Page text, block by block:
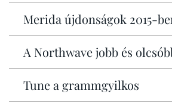
Merida újdonságok 2015-
A Northwave jobb és
Tune a grammgyilkos